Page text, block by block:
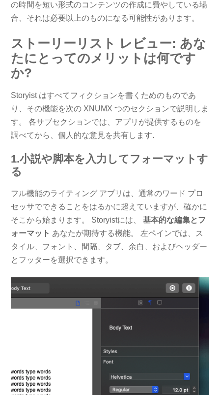
の時間を短い形式のコンテンツの作成に費やしている場
合、それは必要以上のものになる可能性があります。
ストーリーリスト レビュー: あな
たにとってのメリットは何です
か?
Storyist はすべてフィクションを書くためのものであ
り、その機能を次の XNUMX つのセクションで説明しま
す。 各サブセクションでは、アプリが提供するものを
調べてから、個人的な意見を共有します.
1.小説や脚本を入力してフォーマットす
る
フル機能のライティング アプリは、通常のワード プロ
セッサでできることをはるかに超えていますが、確かに
そこから始まります。 Storyistには、基本的な編集とフ
ォーマット あなたが期待する機能。 左ペインでは、ス
タイル、フォント、間隔、タブ、余白、およびヘッダー
とフッターを選択できます。